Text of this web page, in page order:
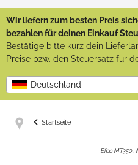
Wir liefern zum besten Preis
bezahlen für deinen Einkauf
Bestätige bitte kurz dein
Preise bzw. den Steuersatz für
Deutschland
Startseite
Efco MT350 ,